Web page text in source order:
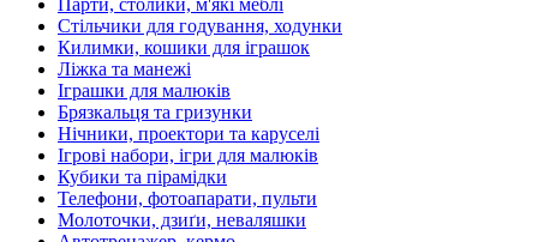
Парти, столики, м'які меблі
Стільчики для годування, ходунки
Килимки, кошики для іграшок
Ліжка та манежі
Іграшки для малюків
Брязкальця та гризунки
Нічники, проектори та каруселі
Ігрові набори, ігри для малюків
Кубики та пірамідки
Телефони, фотоапарати, пульти
Молоточки, дзиґи, неваляшки